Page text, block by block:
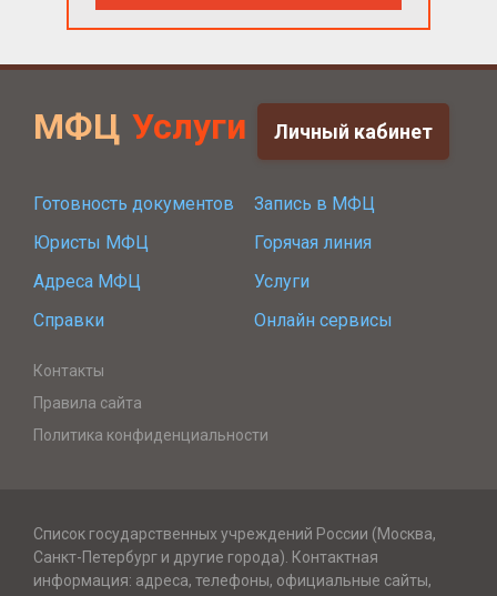
МФЦ Услуги Личный кабинет
Готовность документов
Запись в МФЦ
Юристы МФЦ
Горячая линия
Адреса МФЦ
Услуги
Справки
Онлайн сервисы
Контакты
Правила сайта
Политика конфиденциальности
Список государственных учреждений России (Москва,
Санкт-Петербург и другие города). Контактная
информация: адреса, телефоны, официальные сайты,